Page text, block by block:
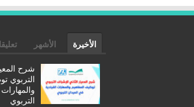
الأخيرة الأشهر
شرح
التربوي
التربوي